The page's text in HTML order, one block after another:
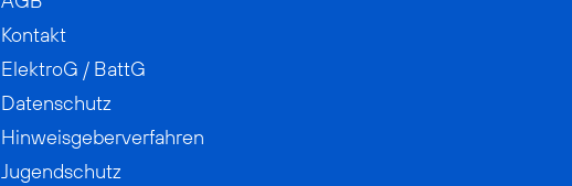
Kontakt
ElektroG / BattG
Datenschutz
Hinweisgeberverfahren
Jugendschutz